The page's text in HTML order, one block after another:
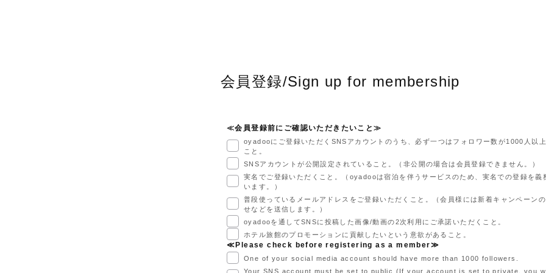
会員登録/Sign up for membership
≪会員登録前にご確認いただきたいこと≫
oyadooにご登録いただくSNSアカウントのうち、必ず一つはフォロワー数が1000人以
こと。
SNSアカウントが公開設定されていること。（非公開の場合は会員登録できません。）
実名でご登録いただくこと。（oyadooは宿泊を伴うサービスのため、実名での登録を義
います。）
普段使っているメールアドレスをご登録いただくこと。（会員様には新着キャンペーン
せなどを送信します。）
oyadooを通してSNSに投稿した画像/動画の2次利用にご承諾いただくこと。
ホテル旅館のプロモーションに貢献したいという意欲があること。
≪Please check before registering as a member≫
One of your social media account should have more than 1000 followers.
Your SNS account must be set to public (If your account is set to private, you